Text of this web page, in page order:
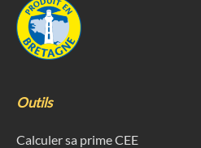
Outils
Calculer sa prime CEE